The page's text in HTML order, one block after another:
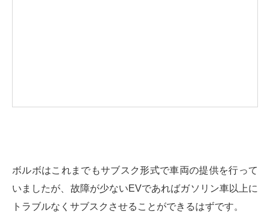
ボルボはこれまでもサブスク形式で車両の提供を行って
いましたが、故障が少ないEVであればガソリン車以上に
トラブルなくサブスクさせることができるはずです。